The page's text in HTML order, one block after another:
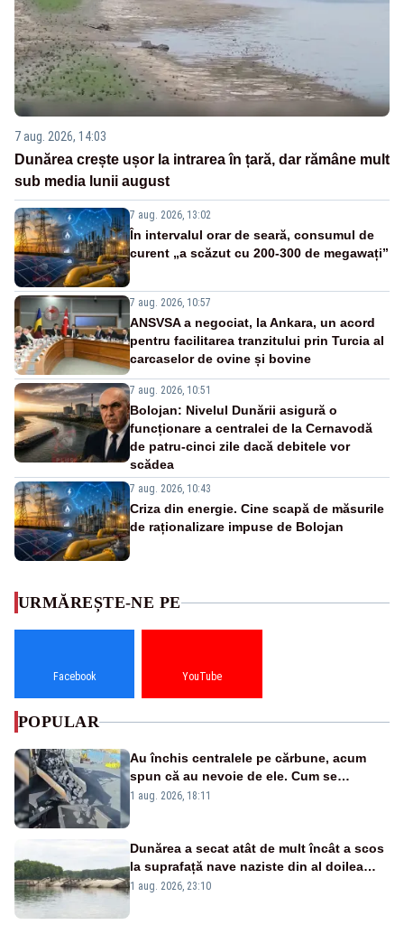
7 aug. 2026, 14:03
Dunărea crește ușor la intrarea în țară, dar rămâne mult
sub media lunii august
7 aug. 2026, 13:02
În intervalul orar de seară, consumul de
curent „a scăzut cu 200-300 de megawați”
7 aug. 2026, 10:57
ANSVSA a negociat, la Ankara, un acord
pentru facilitarea tranzitului prin Turcia al
carcaselor de ovine și bovine
7 aug. 2026, 10:51
Bolojan: Nivelul Dunării asigură o
funcționare a centralei de la Cernavodă
de patru-cinci zile dacă debitele vor
scădea
7 aug. 2026, 10:43
Criza din energie. Cine scapă de măsurile
de raționalizare impuse de Bolojan
URMĂREȘTE-NE PE
Facebook YouTube
POPULAR
Au închis centralele pe cărbune, acum
spun că au nevoie de ele. Cum se
pasează vina în plină criză energetică
1 aug. 2026, 18:11
Dunărea a secat atât de mult încât a scos
la suprafață nave naziste din al doilea
război mondial
1 aug. 2026, 23:10